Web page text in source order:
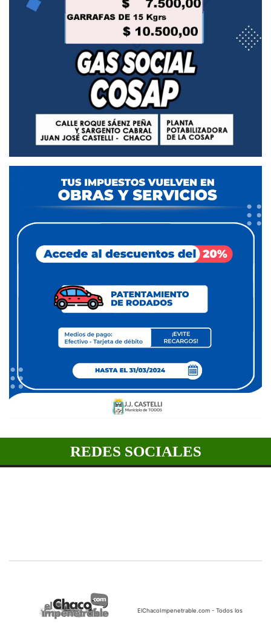
REDES SOCIALES
ElChacoImpenetrable.com - Todos los